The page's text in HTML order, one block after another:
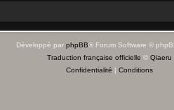
Développé par phpBB® Forum Software ©
Traduction française officielle © Qiaeru
Confidentialité | Conditions